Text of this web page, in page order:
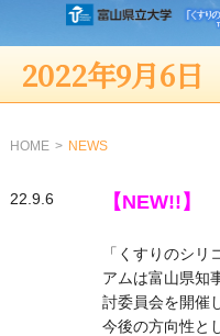
2022年9月6日
HOME NEWS
22.9.6 【NEW!!】
「くすりのシ
アムは富山県知
討委員会を開催
今後の方向性と